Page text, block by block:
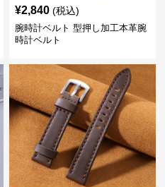
¥2,840 (税込)
腕時計ベルト 型押し加工本革腕
時計ベルト